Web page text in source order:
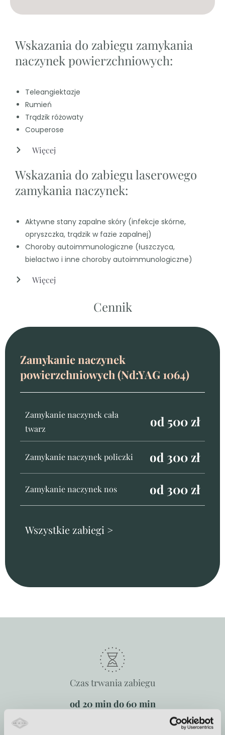
Wskazania do zabiegu zamykania
naczynek powierzchniowych:
Teleangiektazje
Rumień
Trądzik różowaty
Couperose
Więcej
Wskazania do zabiegu laserowego
zamykania naczynek:
Aktywne stany zapalne skóry (infekcje skórne,
opryszczka, trądzik w fazie zapalnej)
Choroby autoimmunologiczne (łuszczyca,
bielactwo i inne choroby autoimmunologiczne)
Więcej
Cennik
Zamykanie naczynek
powierzchniowych (Nd:YAG 1064)
Zamykanie naczynek cała
twarz
od 500 zł
Zamykanie naczynek policzki od 300 zł
Zamykanie naczynek nos od 300 zł
Wszystkie zabiegi >
Czas trwania zabiegu
od 20 min do 60 min